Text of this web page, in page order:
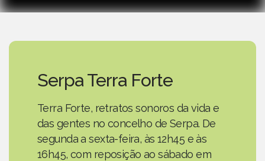
Serpa Terra Forte
Terra Forte, retratos sonoros da vida e
das gentes no concelho de Serpa. De
segunda a sexta-feira, às 12h45 e às
16h45, com reposição ao sábado em